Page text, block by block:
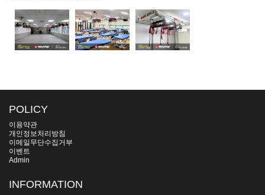
POLICY
이용약관
개인정보처리방침
이메일무단수집거부
이벤트
Admin
INFORMATION